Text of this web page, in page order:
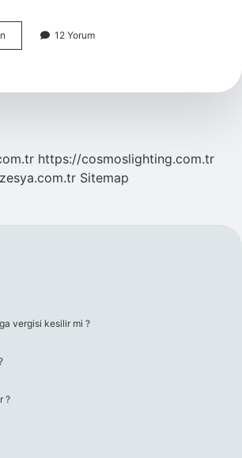
Dönüştürücü
12 Yorum
https://cosmoslighting.com.tr
Sitemap
vergisi kesilir mi ?
?